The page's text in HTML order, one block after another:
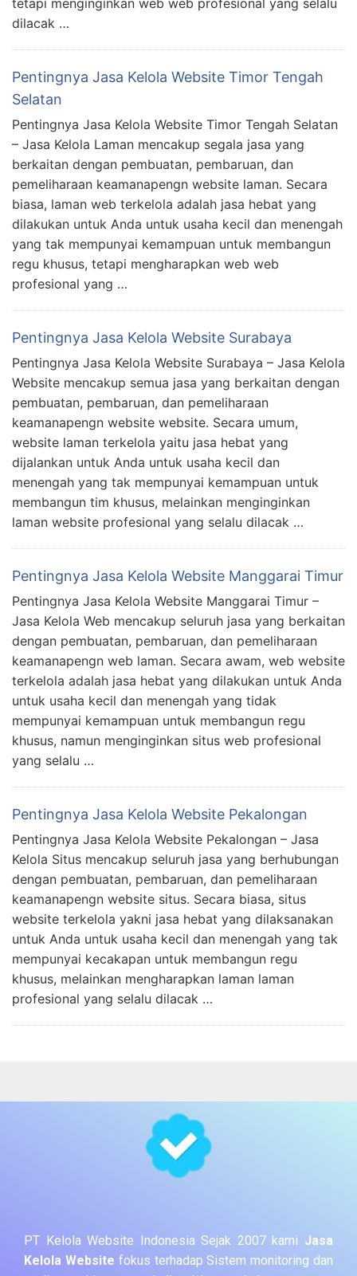
dilacak …
Pentingnya Jasa Kelola Website Timor Tengah
Selatan
Pentingnya Jasa Kelola Website Timor Tengah Selatan
– Jasa Kelola Laman mencakup segala jasa yang
berkaitan dengan pembuatan, pembaruan, dan
pemeliharaan keamanapengn website laman. Secara
biasa, laman web terkelola adalah jasa hebat yang
dilakukan untuk Anda untuk usaha kecil dan menengah
yang tak mempunyai kemampuan untuk membangun
regu khusus, tetapi mengharapkan web web
profesional yang …
Pentingnya Jasa Kelola Website Surabaya
Pentingnya Jasa Kelola Website Surabaya – Jasa Kelola
Website mencakup semua jasa yang berkaitan dengan
pembuatan, pembaruan, dan pemeliharaan
keamanapengn website website. Secara umum,
website laman terkelola yaitu jasa hebat yang
dijalankan untuk Anda untuk usaha kecil dan
menengah yang tak mempunyai kemampuan untuk
membangun tim khusus, melainkan menginginkan
laman website profesional yang selalu dilacak …
Pentingnya Jasa Kelola Website Manggarai Timur
Pentingnya Jasa Kelola Website Manggarai Timur –
Jasa Kelola Web mencakup seluruh jasa yang berkaitan
dengan pembuatan, pembaruan, dan pemeliharaan
keamanapengn web laman. Secara awam, web website
terkelola adalah jasa hebat yang dilakukan untuk Anda
untuk usaha kecil dan menengah yang tidak
mempunyai kemampuan untuk membangun regu
khusus, namun menginginkan situs web profesional
yang selalu …
Pentingnya Jasa Kelola Website Pekalongan
Pentingnya Jasa Kelola Website Pekalongan – Jasa
Kelola Situs mencakup seluruh jasa yang berhubungan
dengan pembuatan, pembaruan, dan pemeliharaan
keamanapengn website situs. Secara biasa, situs
website terkelola yakni jasa hebat yang dilaksanakan
untuk Anda untuk usaha kecil dan menengah yang tak
mempunyai kecakapan untuk membangun regu
khusus, melainkan mengharapkan laman laman
profesional yang selalu dilacak …
PT Kelola Website Indonesia Sejak 2007 kami Jasa
Kelola Website fokus terhadap Sistem monitoring dan